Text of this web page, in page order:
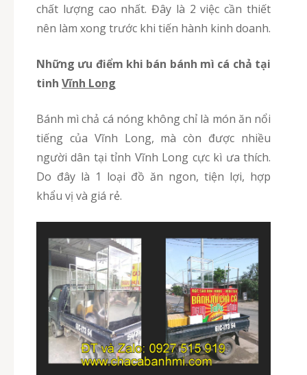
chất lượng cao nhất. Đây là 2 việc cần thiết
nên làm xong trước khi tiến hành kinh doanh.
Những ưu điểm khi bán bánh mì cá chả tại
tinh Vĩnh Long
Bánh mì chả cá nóng không chỉ là món ăn nổi
tiếng của Vĩnh Long, mà còn được nhiều
người dân tại tỉnh Vĩnh Long cực kì ưa thích.
Do đây là 1 loại đồ ăn ngon, tiện lợi, hợp
khẩu vị và giá rẻ.